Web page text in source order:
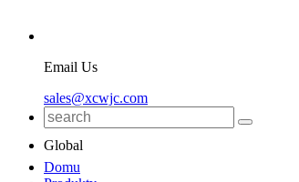
Email Us
sales@xcwjc.com
Global
Domu